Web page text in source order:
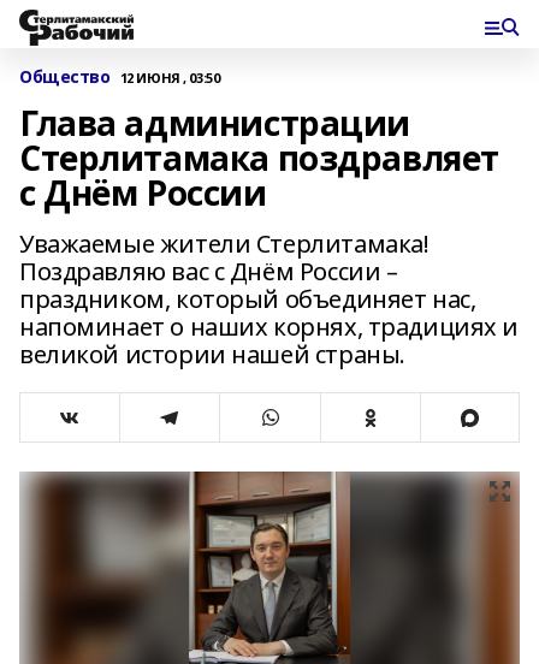
Общество 12 ИЮНЯ , 03:50
Глава администрации
Стерлитамака поздравляет
с Днём России
Уважаемые жители Стерлитамака!
Поздравляю вас с Днём России –
праздником, который объединяет нас,
напоминает о наших корнях, традициях и
великой истории нашей страны.